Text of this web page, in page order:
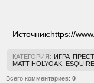
Источник:https://
КАТЕГОРИЯ: ИГРА
MATT HOLYOAK
Всего комментариев: 0